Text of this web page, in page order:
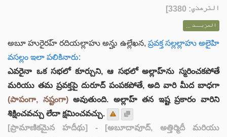
الترمذي: 3380]
المزيــد ...
అబూ హురైరహ్ రదియల్లాహు అన్హు ఉల్లేఖన, ప్రవక్త సల్లల్లాహు అలైహి
వసల్లం ఇలా పలికినారు:
ఎవరైనా ఒక సభలో కూర్చుని, ఆ సభలో అల్లాహ్‌ను స్మరించకపోతే
మరియు తమ ప్రవక్తపై దురూద్ పంపకపోతే, అది వారి మీద బాధగా
(పాపంగా, నష్టంగా)అవుతుంది. అల్లాహ్‌ తన ఇష్ట ప్రకారం వారిని
శిక్షించవచ్చు లేదా క్షమించవచ్చు.
[ప్రామాణికమైన హదీథు]
- [అబూదావూద్, అత్తిర్మిదీ మరియు